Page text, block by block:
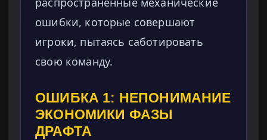
ошибки, которые совершают
игроки, пытаясь саботировать
свою команду.
ОШИБКА 1: НЕПОНИМАНИЕ
ЭКОНОМИКИ ФАЗЫ
ДРАФТА